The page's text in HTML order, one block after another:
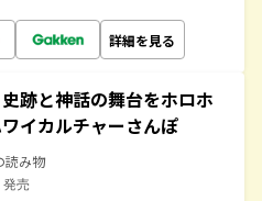
詳細を見る
跡と神話の舞台をホロホ
イカルチャーさんぽ
読み物
発売